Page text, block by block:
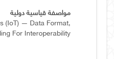
مواصفة قياسية دولية
(IoT) — Data Format,
For Interoperability